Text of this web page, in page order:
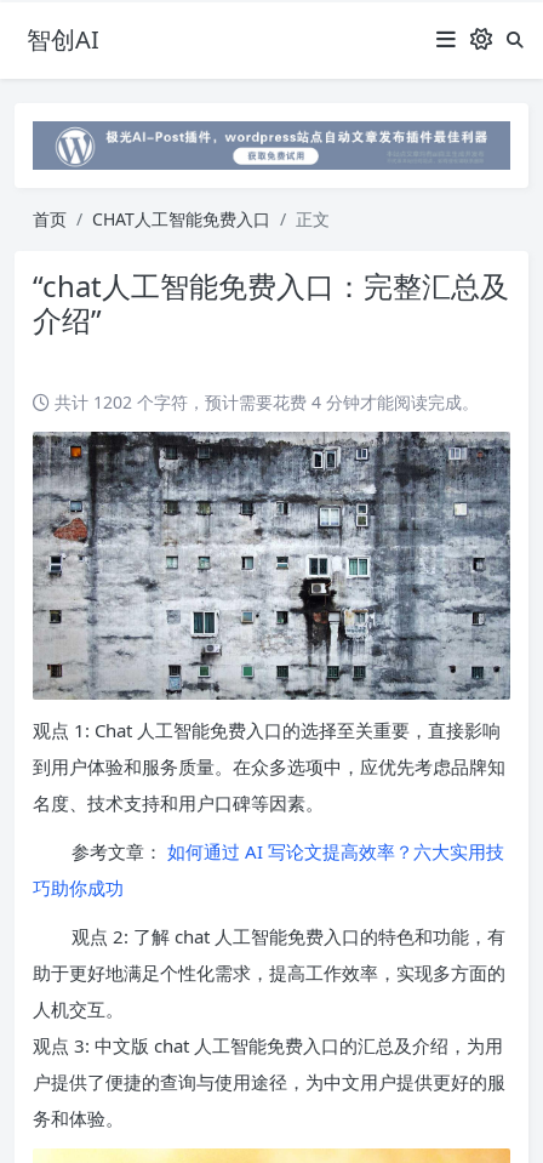
智创AI
首页 CHAT人工智能免费入口 正文
“chat人工智能免费入口：完整汇总及
介绍”
共计 1202 个字符，预计需要花费 4 分钟才能阅读完成。
观点 1: Chat 人工智能免费入口的选择至关重要，直接影响
到用户体验和服务质量。在众多选项中，应优先考虑品牌知
名度、技术支持和用户口碑等因素。
参考文章： 如何通过 AI 写论文提高效率？六大实用技
巧助你成功
观点 2: 了解 chat 人工智能免费入口的特色和功能，有
助于更好地满足个性化需求，提高工作效率，实现多方面的
人机交互。
观点 3: 中文版 chat 人工智能免费入口的汇总及介绍，为用
户提供了便捷的查询与使用途径，为中文用户提供更好的服
务和体验。